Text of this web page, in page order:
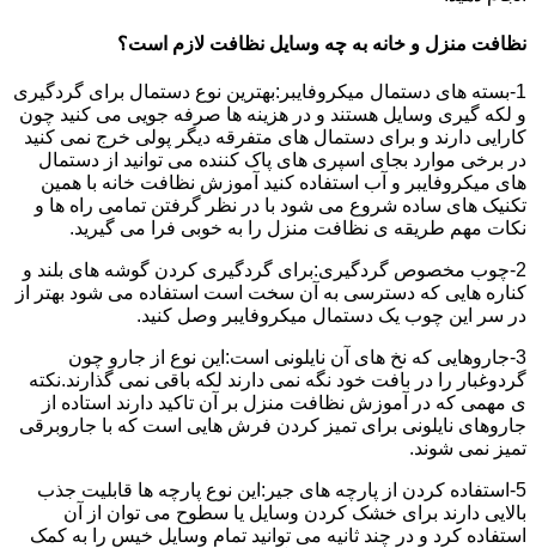
نظافت منزل و خانه به چه وسایل نظافت لازم است؟
1-بسته های دستمال میکروفایبر:بهترین نوع دستمال برای گردگیری
و لکه گیری وسایل هستند و در هزینه ها صرفه جویی می کنید چون
کارایی دارند و برای دستمال های متفرقه دیگر پولی خرج نمی کنید
در برخی موارد بجای اسپری های پاک کننده می توانید از دستمال
های میکروفایبر و آب استفاده کنید آموزش نظافت خانه با همین
تکنیک های ساده شروع می شود با در نظر گرفتن تمامی راه ها و
نکات مهم طریقه ی نظافت منزل را به خوبی فرا می گیرید.
2-چوب مخصوص گردگیری:برای گردگیری کردن گوشه های بلند و
کناره هایی که دسترسی به آن سخت است استفاده می شود بهتر از
در سر این چوب یک دستمال میکروفایبر وصل کنید.
3-جاروهایی که نخ های آن نایلونی است:این نوع از جارو چون
گردوغبار را در بافت خود نگه نمی دارند لکه باقی نمی گذارند.نکته
ی مهمی که در آموزش نظافت منزل بر آن تاکید دارند استاده از
جاروهای نایلونی برای تمیز کردن فرش هایی است که با جاروبرقی
تمیز نمی شوند.
5-استفاده کردن از پارچه های جیر:این نوع پارچه ها قابلیت جذب
بالایی دارند برای خشک کردن وسایل یا سطوح می توان از آن
استفاده کرد و در چند ثانیه می توانید تمام وسایل خیس را به کمک